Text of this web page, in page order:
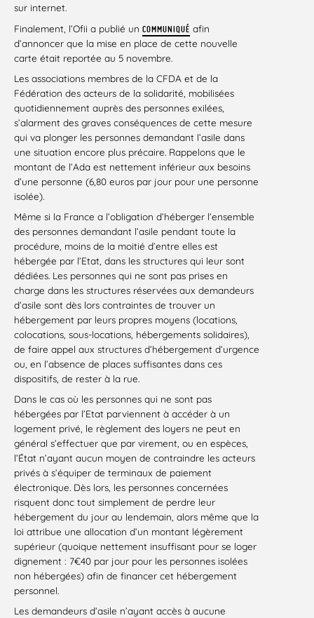
sur internet.
Finalement, l’Ofii a publié un COMMUNIQUÉ afin
d’annoncer que la mise en place de cette nouvelle
carte était reportée au 5 novembre.
Les associations membres de la CFDA et de la
Fédération des acteurs de la solidarité, mobilisées
quotidiennement auprès des personnes exilées,
s’alarment des graves conséquences de cette mesure
qui va plonger les personnes demandant l’asile dans
une situation encore plus précaire. Rappelons que le
montant de l’Ada est nettement inférieur aux besoins
d’une personne (6,80 euros par jour pour une personne
isolée).
Même si la France a l’obligation d’héberger l’ensemble
des personnes demandant l’asile pendant toute la
procédure, moins de la moitié d’entre elles est
hébergée par l’Etat, dans les structures qui leur sont
dédiées. Les personnes qui ne sont pas prises en
charge dans les structures réservées aux demandeurs
d’asile sont dès lors contraintes de trouver un
hébergement par leurs propres moyens (locations,
colocations, sous-locations, hébergements solidaires),
de faire appel aux structures d’hébergement d’urgence
ou, en l’absence de places suffisantes dans ces
dispositifs, de rester à la rue.
Dans le cas où les personnes qui ne sont pas
hébergées par l’Etat parviennent à accéder à un
logement privé, le règlement des loyers ne peut en
général s’effectuer que par virement, ou en espèces,
l’État n’ayant aucun moyen de contraindre les acteurs
privés à s’équiper de terminaux de paiement
électronique. Dès lors, les personnes concernées
risquent donc tout simplement de perdre leur
hébergement du jour au lendemain, alors même que la
loi attribue une allocation d’un montant légèrement
supérieur (quoique nettement insuffisant pour se loger
dignement : 7€40 par jour pour les personnes isolées
non hébergées) afin de financer cet hébergement
personnel.
Les demandeurs d’asile n’ayant accès à aucune